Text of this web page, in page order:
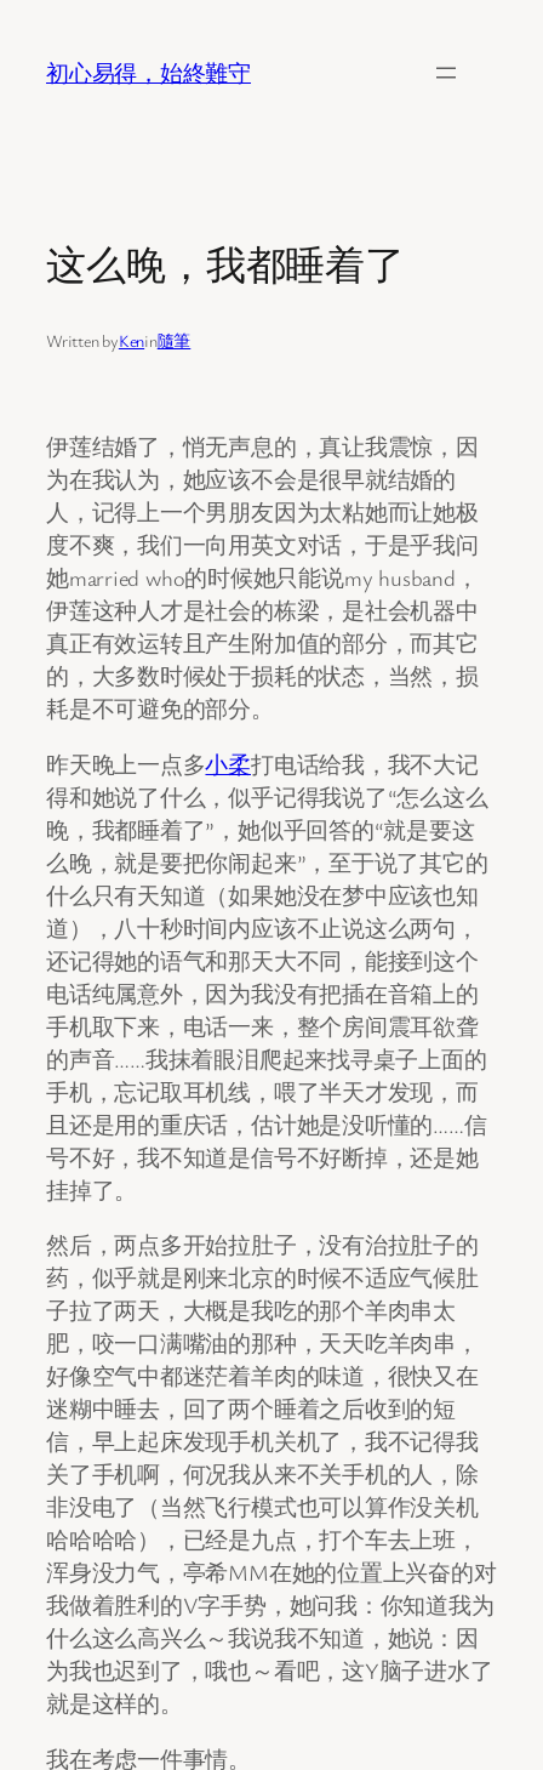
content
初心易得，始終難守
这么晚，我都睡着了
Written byKenin隨筆
伊莲结婚了，悄无声息的，真让我震惊，因
为在我认为，她应该不会是很早就结婚的
人，记得上一个男朋友因为太粘她而让她极
度不爽，我们一向用英文对话，于是乎我问
她married who的时候她只能说my husband，
伊莲这种人才是社会的栋梁，是社会机器中
真正有效运转且产生附加值的部分，而其它
的，大多数时候处于损耗的状态，当然，损
耗是不可避免的部分。
昨天晚上一点多小柔打电话给我，我不大记
得和她说了什么，似乎记得我说了“怎么这么
晚，我都睡着了”，她似乎回答的“就是要这
么晚，就是要把你闹起来”，至于说了其它的
什么只有天知道（如果她没在梦中应该也知
道），八十秒时间内应该不止说这么两句，
还记得她的语气和那天大不同，能接到这个
电话纯属意外，因为我没有把插在音箱上的
手机取下来，电话一来，整个房间震耳欲聋
的声音……我抹着眼泪爬起来找寻桌子上面的
手机，忘记取耳机线，喂了半天才发现，而
且还是用的重庆话，估计她是没听懂的……信
号不好，我不知道是信号不好断掉，还是她
挂掉了。
然后，两点多开始拉肚子，没有治拉肚子的
药，似乎就是刚来北京的时候不适应气候肚
子拉了两天，大概是我吃的那个羊肉串太
肥，咬一口满嘴油的那种，天天吃羊肉串，
好像空气中都迷茫着羊肉的味道，很快又在
迷糊中睡去，回了两个睡着之后收到的短
信，早上起床发现手机关机了，我不记得我
关了手机啊，何况我从来不关手机的人，除
非没电了（当然飞行模式也可以算作没关机
哈哈哈哈），已经是九点，打个车去上班，
浑身没力气，亭希MM在她的位置上兴奋的对
我做着胜利的V字手势，她问我：你知道我为
什么这么高兴么～我说我不知道，她说：因
为我也迟到了，哦也～看吧，这Y脑子进水了
就是这样的。
我在考虑一件事情。